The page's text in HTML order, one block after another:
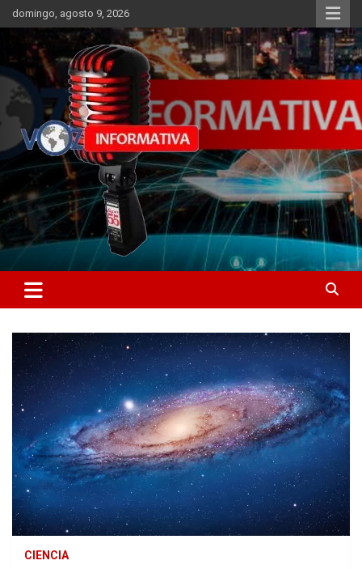
Skip
to
content
domingo, agosto 9, 2026
ncstv.info
Libertad informativa
CIENCIA